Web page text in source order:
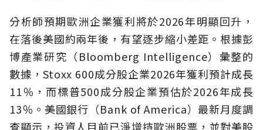
分析師預期歐洲企業獲利將於2026年明顯回升，
在落後美國約兩年後，有望逐步縮小差距。根據彭
博產業研究（Bloomberg Intelligence）彙整的
數據，Stoxx 600成分股企業2026年獲利預計成長
11％，而標普500成分股企業預估於2026年成長
13％。美國銀行（Bank of America）最新月度調
查顯示，投資人目前已淨增持歐洲股票，並對美股